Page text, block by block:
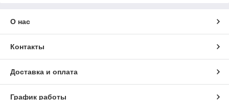
О нас
Контакты
Доставка и оплата
График работы